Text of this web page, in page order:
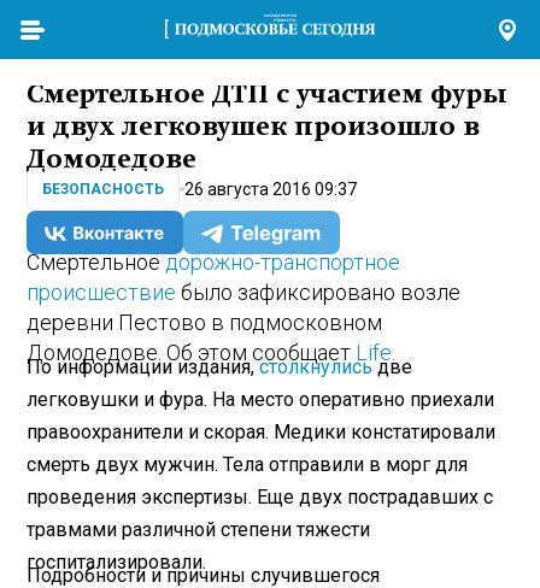
Смертельное ДТП с участием фуры
и двух легковушек произошло в
Домодедове
БЕЗОПАСНОСТЬ 26 августа 2016 09:37
Смертельноедорожно-транспортное
происшествие было зафиксировано возле
деревни Пестово в подмосковном
Домодедове. Об этом сообщает Life
По информации издания,столкнулисьдве
легковушки и фура. На место оперативно приехали
правоохранители и скорая. Медики констатировали
смерть двух мужчин. Тела отправили в морг для
проведения экспертизы. Еще двух пострадавших с
травмами различной степени тяжести
госпитализировали.
Подробности и причины случившегося